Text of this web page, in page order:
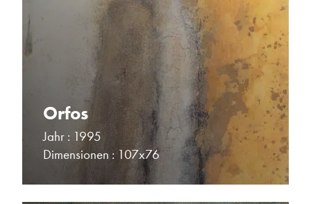
Orfos
Jahr : 1995
Dimensionen : 107x76